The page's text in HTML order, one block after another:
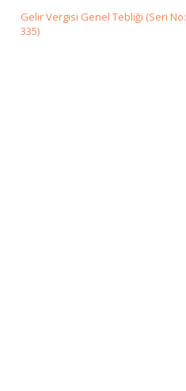
Gelir Vergisi Genel Tebliği (Seri No:
335)